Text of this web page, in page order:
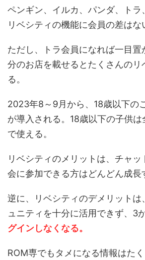
ペンギン、イルカ、パンダ、トラ
リベシティの機能に会員の差はな
ただし、トラ会員になれば一目置
分のお店を載せるとたくさんのリ
る。
2023年8～9月から、18歳以下の
が導入される。18歳以下の子供
で使える。
リベシティのメリット は、チャッ
会に参加できる方はどんどん成長
逆に、 リベシティのデメリット は
ュニティを十分に活用できず、3
グインしなくなる。
ROM専でもタメになる情報はた